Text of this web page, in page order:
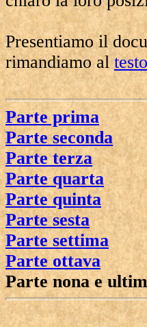
Presentiamo il
rimandiamo al
Parte prima
Parte seconda
Parte terza
Parte quarta
Parte quinta
Parte sesta
Parte settima
Parte ottava
Parte nona e